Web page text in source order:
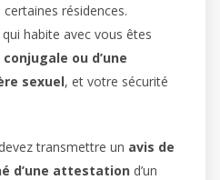
résidences.
habite avec vous êtes
ou d’une
sexuel, et votre sécurité
transmettre un avis de
d’une attestation d’un